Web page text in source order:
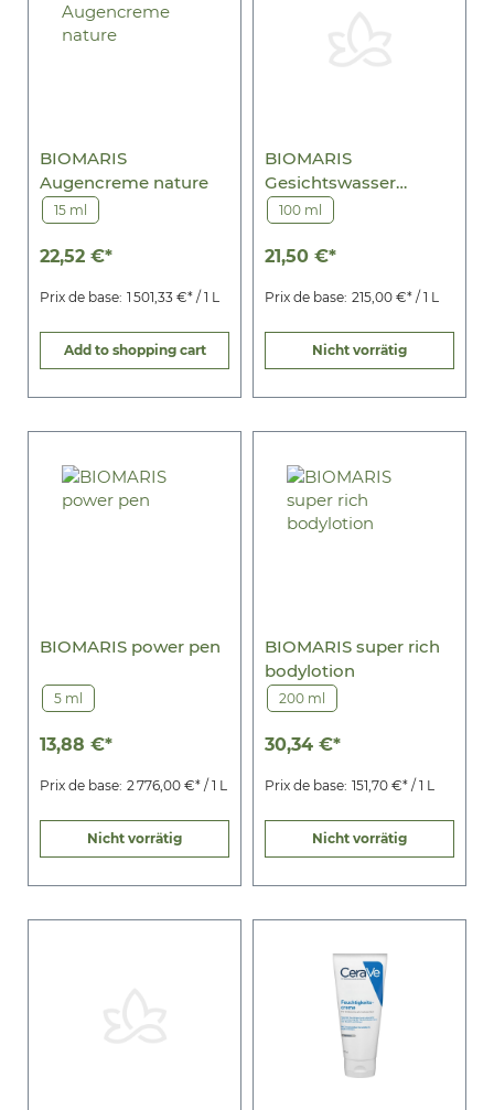
BIOMARIS
Augencreme nature
15 ml
22,52 €*
Prix de base: 1 501,33 €* / 1 L
Add to shopping cart
BIOMARIS
Gesichtswasser
nature
100 ml
21,50 €*
Prix de base: 215,00 €* / 1 L
Nicht vorrätig
BIOMARIS power pen
5 ml
13,88 €*
Prix de base: 2 776,00 €* / 1 L
Nicht vorrätig
BIOMARIS super rich
bodylotion
200 ml
30,34 €*
Prix de base: 151,70 €* / 1 L
Nicht vorrätig